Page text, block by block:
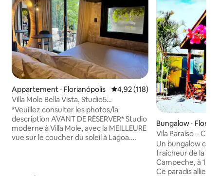
Appartement ⋅ Florianópolis Évaluation moyenne sur la
4,92 (118)
Villa Mole Bella Vista, Studio5
c/Vue/Jacuzi/BBQ
*Veuillez consulter les photos/la
description AVANT DE RÉSERVER* Studio
moderne à Villa Mole, avec la MEILLEURE
vue sur le coucher du soleil à Lagoa.
Bungalow ⋅
Vila Paraíso –
de la plage
Un bungalow
fraîcheur de la
Campeche, à 1
Ce paradis allie